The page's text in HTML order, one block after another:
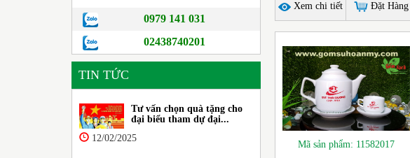
Xem chi tiết Đặt Hàng
Mã sản phẩm: 11582017
0979 141 031
02438740201
TIN TỨC
Tư vấn chọn quà tặng cho
đại biểu tham dự đại...
12/02/2025